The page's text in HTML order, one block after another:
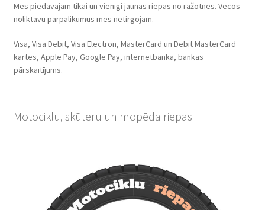
Mēs piedāvājam tikai un vienīgi jaunas riepas no ražotnes. Vecos
noliktavu pārpalikumus mēs netirgojam.
Visa, Visa Debit, Visa Electron, MasterCard un Debit MasterCard
kartes, Apple Pay, Google Pay, internetbanka, bankas
pārskaitījums.
Motociklu, skūteru un mopēda riepas